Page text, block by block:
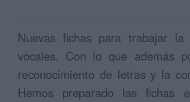
Nuevas fichas para trabajar la
vocales. Con lo que además
reconocimiento de letras y la
Hemos preparado las fichas